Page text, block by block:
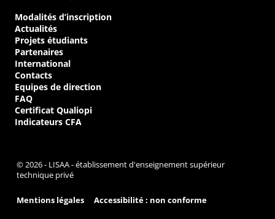
Modalités d’inscription
Actualités
Projets étudiants
Partenaires
International
Contacts
Equipes de direction
FAQ
Certificat Qualiopi
Indicateurs CFA
© 2026 - LISAA - établissement d'enseignement supérieur
technique privé
Mentions légales Accessibilité : non conforme